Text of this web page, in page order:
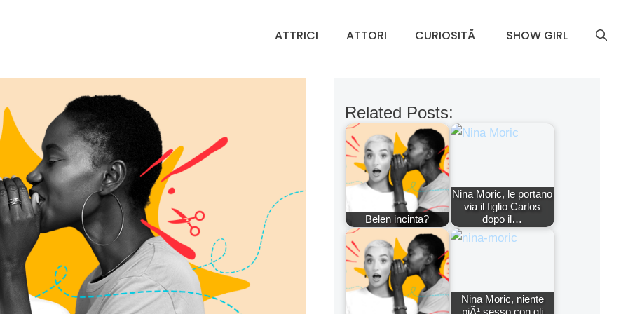
ATTRICI ATTORI CURIOSITÃ SHOW GIRL
Related Posts:
Belen incinta?
Nina Moric, le portano
via il figlio Carlos
dopo il…
Nina Moric, niente